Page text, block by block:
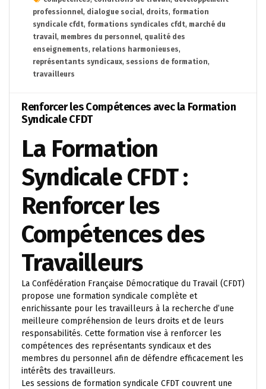
professionnel, dialogue social, droits, formation
syndicale cfdt, formations syndicales cfdt, marché du
travail, membres du personnel, qualité des
enseignements, relations harmonieuses,
représentants syndicaux, sessions de formation,
travailleurs
Renforcer les Compétences avec la Formation
Syndicale CFDT
La Formation
Syndicale CFDT :
Renforcer les
Compétences des
Travailleurs
La Confédération Française Démocratique du Travail (CFDT)
propose une formation syndicale complète et
enrichissante pour les travailleurs à la recherche d’une
meilleure compréhension de leurs droits et de leurs
responsabilités. Cette formation vise à renforcer les
compétences des représentants syndicaux et des
membres du personnel afin de défendre efficacement les
intérêts des travailleurs.
Les sessions de formation syndicale CFDT couvrent une